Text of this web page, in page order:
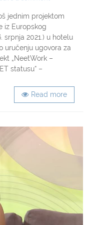
projekt
zapošljavanje
mladih
Udruzi
1,56
milijuna
kuna
jednim projektom
iz Europskog
srpnja 2021.) u hotelu
uručenju ugovora za
„NeetWork –
statusu“ –
Read more